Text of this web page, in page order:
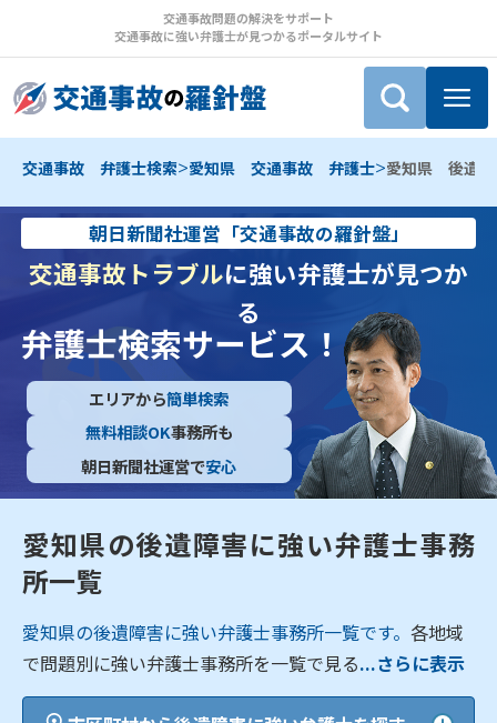
交通事故問題の解決をサポート
交通事故に強い弁護士が見つかるポータルサイト
交通事故 弁護士検索>愛知県 交通事故 弁護士>愛知県 後遺
朝日新聞社運営「交通事故の羅針盤」
交通事故トラブルに強い弁護士が見つか
る
弁護士検索サービス！
エリアから簡単検索
無料相談OK事務所も
朝日新聞社運営で安心
愛知県の後遺障害に強い弁護士事務
所一覧
愛知県の後遺障害に強い弁護士事務所一覧です。各地域
で問題別に強い弁護士事務所を一覧で見る...さらに表示